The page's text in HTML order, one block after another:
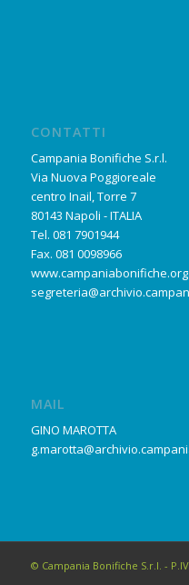
CONTATTI
Campania Bonifiche S.r.l.
Via Nuova Poggioreale
centro Inail, Torre 7
80143 Napoli - ITALIA
Tel. 081 7901944
Fax. 081 0098966
www.campaniabonifiche.org
MAIL
GINO MAROTTA
© Campania Bonifiche S.r.l. -